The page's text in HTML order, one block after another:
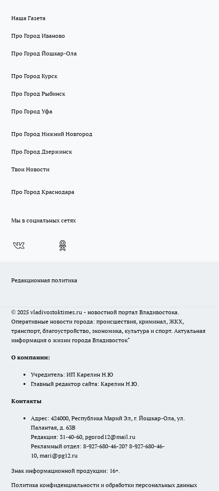
Наша Газета
Про Город Иваново
Про Город Йошкар-Ола
Про Город Курск
Про Город Рыбинск
Про Город Уфа
Про Город Нижний Новгород
Про Город Дзержинск
Твои Новости
Про Город Краснодара
Мы в социальных сетях
Редакционная политика
© 2025 vladivostoktimes.ru - новостной портал Владивостока.
Оперативные новости города: происшествия, криминал, ЖКХ,
транспорт, благоустройство, экономика, культура и спорт. Актуальная
информация о жизни города Владивосток"
О компании:
Учредитель: ИП Карелин Н.Ю
Главный редактор сайта: Карелин Н.Ю.
Контакты
Адрес: 424000, Республика Марий Эл, г. Йошкар-Ола, ул.
Палантая, д. 63В
Редакция: 31-40-60, pgorod12@mail.ru
Рекламный отдел: 8-927-680-46-20? 8-927-680-46-
10, mari@pg12.ru
Знак информационной продукции: 16+.
Политика конфиденциальности и обработки персональных данных